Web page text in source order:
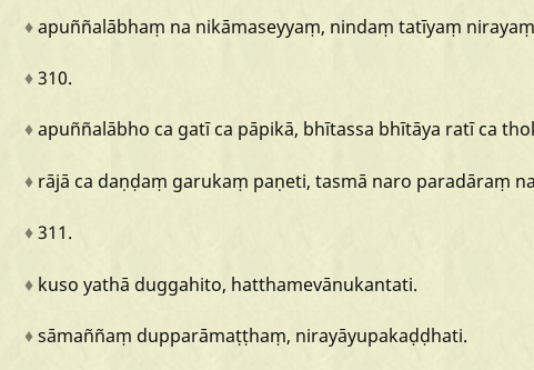
♦apuññalābhaṃ na nikāmaseyyaṃ, nindaṃ tatīyaṃ nirayaṃ
♦310.
♦apuññalābho ca gatīca pāpikā, bhītassa bhītāya ratīca
♦ rājā ca daṇḍaṃ garukaṃ paṇeti, tasmā naro paradāraṃ na
♦311.
♦ kuso yathā duggahito, hatthamevānukantati.
♦sāmaññaṃ dupparāmaṭṭhaṃ, nirayāyupakaḍḍhati.